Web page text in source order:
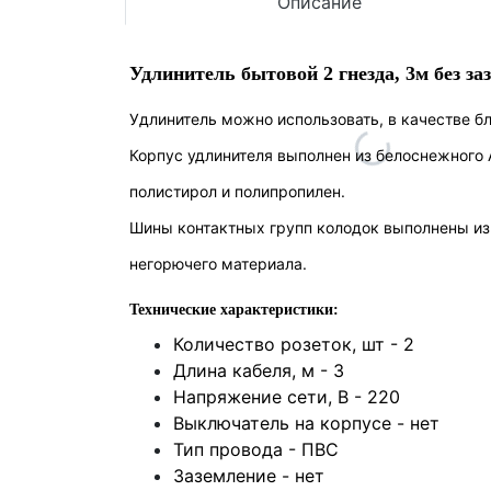
Удлинитель бытовой 2 гнезда, 3м без
Удлинитель можно использовать, в качестве
Корпус удлинителя выполнен из
полистирол и полипропилен.
Шины контактных групп колодок выполнены
негорючего материала.
Технические характеристики:
Количество розеток, шт - 2
Длина кабеля, м - 3
Напряжение сети, В - 220
Выключатель на корпусе - нет
Тип провода - ПВС
Заземление - нет